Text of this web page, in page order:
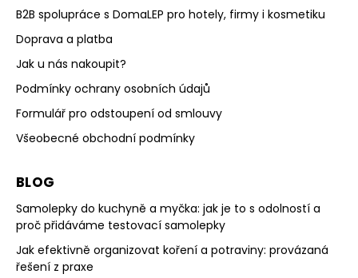
B2B spolupráce s DomaLEP pro hotely, firmy i kosmetiku
Doprava a platba
Jak u nás nakoupit?
Podmínky ochrany osobních údajů
Formulář pro odstoupení od smlouvy
Všeobecné obchodní podmínky
BLOG
Samolepky do kuchyně a myčka: jak je to s odolností a
proč přidáváme testovací samolepky
Jak efektivně organizovat koření a potraviny: provázaná
řešení z praxe